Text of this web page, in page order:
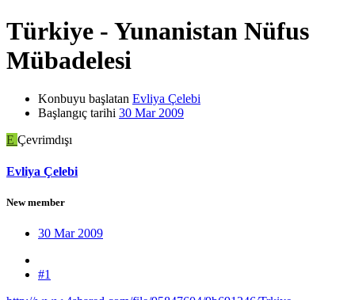
Türkiye - Yunanistan Nüfus
Mübadelesi
Konbuyu başlatan Evliya Çelebi
Başlangıç tarihi 30 Mar 2009
E Çevrimdışı
Evliya Çelebi
New member
30 Mar 2009
#1